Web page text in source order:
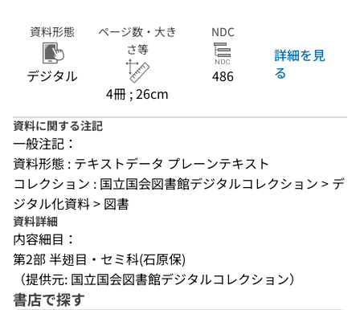
資料形態
デジタル
ページ数・大き
さ等
4冊 ; 26cm
NDC
486
詳細を見
る
資料に関する注記
一般注記：
資料形態 : テキストデータ プレーンテキスト
コレクション : 国立国会図書館デジタルコレクション > デ
ジタル化資料 > 図書
資料詳細
内容細目：
第2部 半翅目・セミ科(石原保)
（提供元: 国立国会図書館デジタルコレクション）
書店で探す